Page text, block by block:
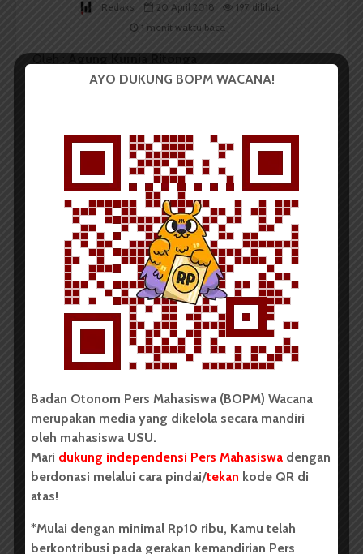
Redaksi 20 April 2018
197 dilihat
1 menit waktu baca
Yang padanya hukum dikukuh di dingin prasasti
Ibu berbicara tentang arus buaya
Tempat raja manusia diajari berenang
Yang padanya dijenamai sebagai cawan kelahiran
Ibu berbicara tentang ekor katak dan kepak sayap
Tempat para raja kehilangan darah para pahlawan
Yang padanya akan dibiak gelombang dan hantam
neraka
Ibu bercerita tentang sasana para hantu
Tempat raja manusia menyihir derik dan parakuat
Yang padanya beludak lahir menjaga kota
Ibu bercerita tentang laut yang bersimusuh
Tempat raja manusia memandikan sepur-sepur emas
AYO DUKUNG BOPM WACANA!
Badan Otonom Pers Mahasiswa (BOPM) Wacana
merupakan media yang dikelola secara mandiri
oleh mahasiswa USU.
Mari dukung independensi Pers Mahasiswa dengan
berdonasi melalui cara pindai/tekan kode QR di
atas!
*Mulai dengan minimal Rp10 ribu, Kamu telah
berkontribusi pada gerakan kemandirian Pers